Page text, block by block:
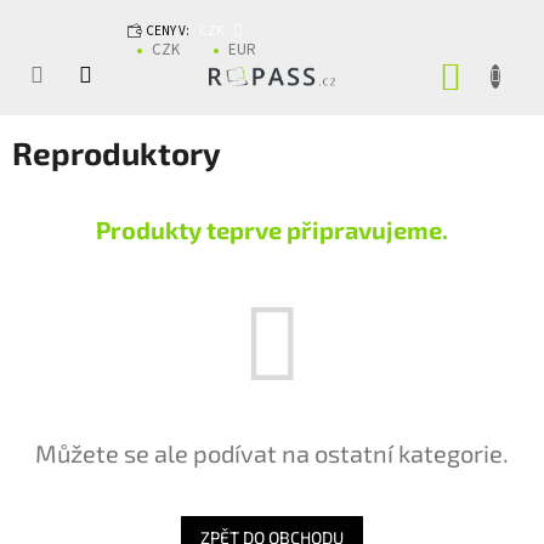
CENY V:
CZK EUR
Reproduktory
Produkty teprve připravujeme.
Můžete se ale podívat na ostatní kategorie.
ZPĚT DO OBCHODU